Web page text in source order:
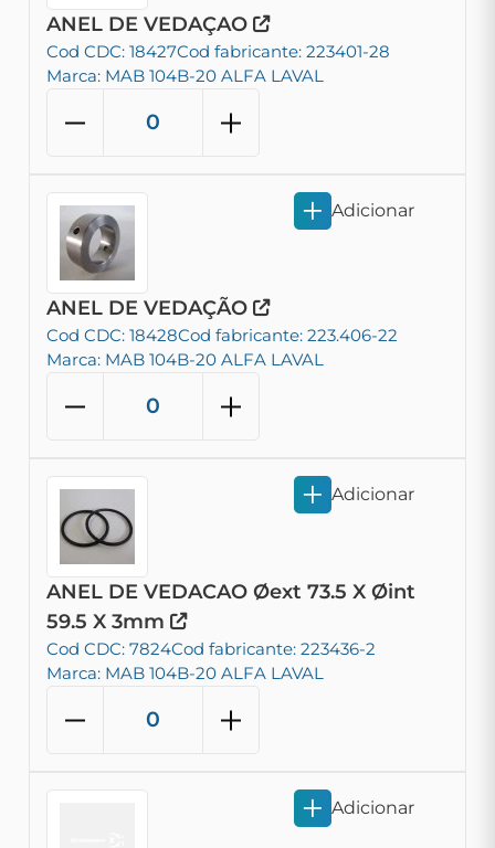
ANEL DE VEDAÇAO
Cod CDC: 18427Cod fabricante: 223401-28
Marca: MAB 104B-20 ALFA LAVAL
ANEL DE VEDAÇÃO
Cod CDC: 18428Cod fabricante: 223.406-22
Marca: MAB 104B-20 ALFA LAVAL
Adicionar
ANEL DE VEDACAO Øext 73.5 X Øint
59.5 X 3mm
Cod CDC: 7824Cod fabricante: 223436-2
Marca: MAB 104B-20 ALFA LAVAL
Adicionar
Adicionar